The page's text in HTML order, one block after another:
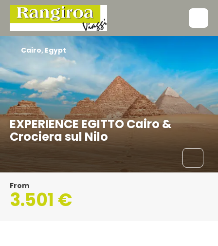
EXPERIENCE EGITTO Cairo &
Crociera sul Nilo
Cairo, Egypt
From
3.501 €